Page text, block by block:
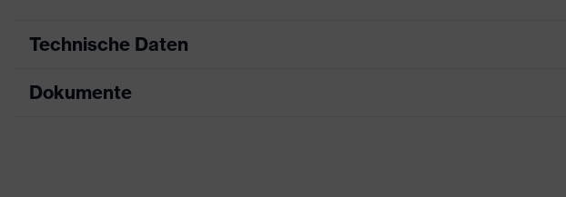
Technische Daten
Produktart
Dokumente